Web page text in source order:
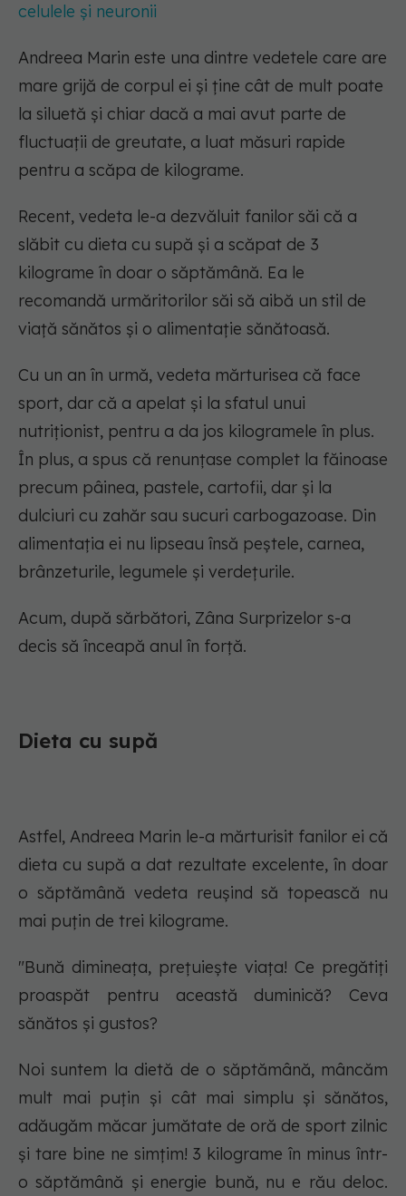
celulele și neuronii
Andreea Marin este una dintre vedetele care are
mare grijă de corpul ei și ține cât de mult poate
la siluetă și chiar dacă a mai avut parte de
fluctuații de greutate, a luat măsuri rapide
pentru a scăpa de kilograme.
Recent, vedeta le-a dezvăluit fanilor săi că a
slăbit cu dieta cu supă și a scăpat de 3
kilograme în doar o săptămână. Ea le
recomandă urmăritorilor săi să aibă un stil de
viață sănătos și o alimentație sănătoasă.
Cu un an în urmă, vedeta mărturisea că face
sport, dar că a apelat și la sfatul unui
nutriționist, pentru a da jos kilogramele în plus.
În plus, a spus că renunțase complet la făinoase
precum pâinea, pastele, cartofii, dar și la
dulciuri cu zahăr sau sucuri carbogazoase. Din
alimentația ei nu lipseau însă peștele, carnea,
brânzeturile, legumele și verdețurile.
Acum, după sărbători, Zâna Surprizelor s-a
decis să înceapă anul în forță.
Dieta cu supă
Astfel, Andreea Marin le-a mărturisit fanilor ei că
dieta cu supă a dat rezultate excelente, în doar
o săptămână vedeta reușind să topească nu
mai puțin de trei kilograme.
"Bună dimineața, prețuiește viața! Ce pregătiți
proaspăt pentru această duminică? Ceva
sănătos și gustos?
Noi suntem la dietă de o săptămână, mâncăm
mult mai puțin și cât mai simplu și sănătos,
adăugăm măcar jumătate de oră de sport zilnic
și tare bine ne simțim! 3 kilograme în minus într-
o săptămână și energie bună, nu e rău deloc.